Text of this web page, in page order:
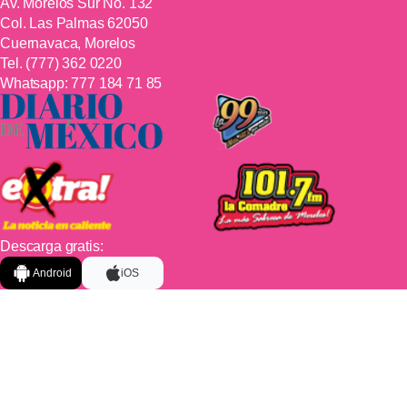
Col. Las Palmas 62050
Cuernavaca, Morelos
Tel. (777) 362 0220
Whatsapp:777 184 71 85
Descarga gratis:
Android iOS